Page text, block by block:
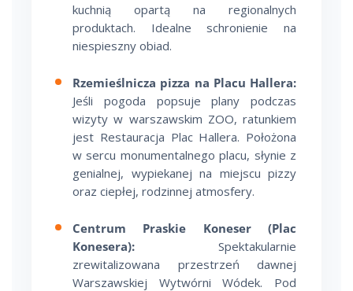
kuchnią opartą na regionalnych
produktach. Idealne schronienie na
niespieszny obiad.
Rzemieślnicza pizza na Placu Hallera:
Jeśli pogoda popsuje plany podczas
wizyty w warszawskim ZOO, ratunkiem
jest Restauracja Plac Hallera. Położona
w sercu monumentalnego placu, słynie z
genialnej, wypiekanej na miejscu pizzy
oraz ciepłej, rodzinnej atmosfery.
Centrum Praskie Koneser (Plac
Konesera): Spektakularnie
zrewitalizowana przestrzeń dawnej
Warszawskiej Wytwórni Wódek. Pod